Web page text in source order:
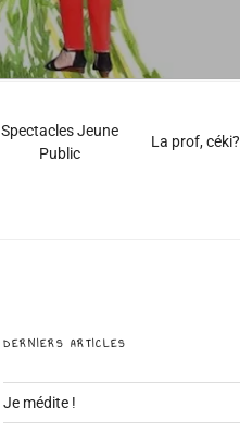
Spectacles Jeune
Public
La prof, céki?
DERNIERS ARTICLES
Je médite !